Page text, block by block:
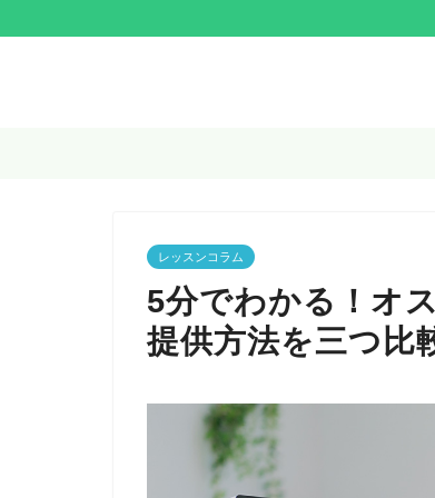
レッスンコラム
5分でわかる！オ
提供方法を三つ比